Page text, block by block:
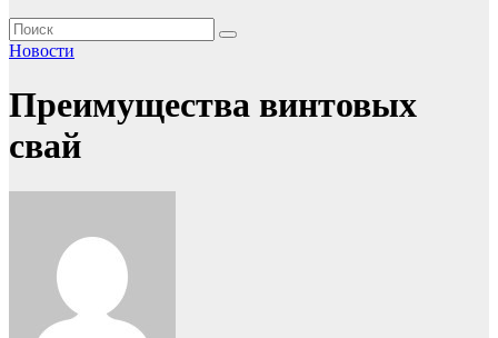
Новости
Преимущества винтовых
свай